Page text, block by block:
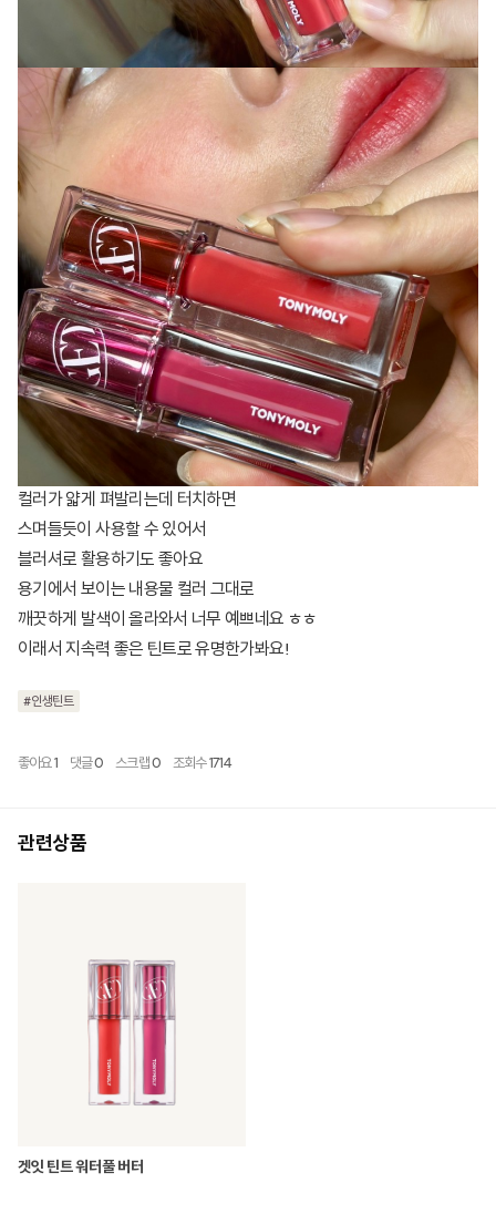
컬러가 얇게 펴발리는데 터치하면
스며들듯이 사용할 수 있어서
블러셔로 활용하기도 좋아요
용기에서 보이는 내용물 컬러 그대로
깨끗하게 발색이 올라와서 너무 예쁘네요 ㅎㅎ
이래서 지속력 좋은 틴트로 유명한가봐요!
#인생틴트
좋아요 1 댓글0 스크랩0 조회수1714
관련상품
겟잇 틴트 워터풀 버터